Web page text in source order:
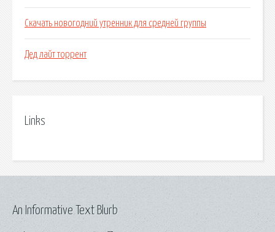
Скачать новогодний утренник для средней группы
Дед лайт торрент
Links
An Informative Text Blurb